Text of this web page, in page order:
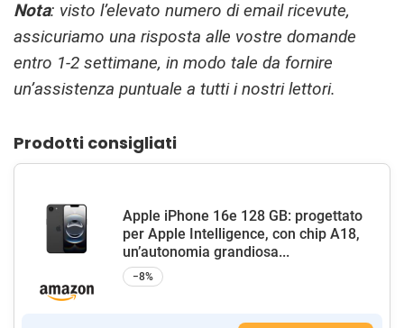
Nota: visto l’elevato numero di email ricevute,
assicuriamo una risposta alle vostre domande
entro 1-2 settimane, in modo tale da fornire
un’assistenza puntuale a tutti i nostri lettori.
Prodotti consigliati
Apple iPhone 16e 128 GB: progettato
per Apple Intelligence, con chip A18,
un’autonomia grandiosa...
−8%